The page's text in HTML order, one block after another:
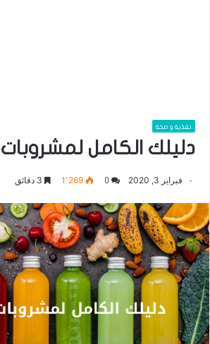
تغذية و صحة
دليلك الكامل
فبراير 3, 2020 1٬269